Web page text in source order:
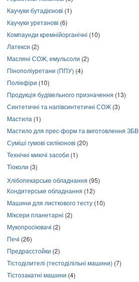
Каучуки бутадієнові (1)
Каучуки уретанові (6)
Компаунди кремнійорганічні (10)
Латекси (2)
Масляні СОЖ, емульсоли (2)
Пінополіуретани (ППУ) (4)
Поліефіри (10)
Продукція будівельного призначення (13)
Синтетичні та напівсинтетичні СОЖ (3)
Мастила (1)
Мастило для прес-форм та виготовлення ЗБВ
Суміші гумові силіконові (20)
Технічні миючі засоби (1)
Тіоколи (3)
Хлібопекарське обладнання (95)
Кондитерське обладнання (12)
Машини для листкового тесту (10)
Міксери планетарні (2)
Мукопросіювачі (2)
Печі (26)
Предрасстойки (2)
Тістоділителі (тестоділільні машини) (7)
Тістозакатні машини (4)